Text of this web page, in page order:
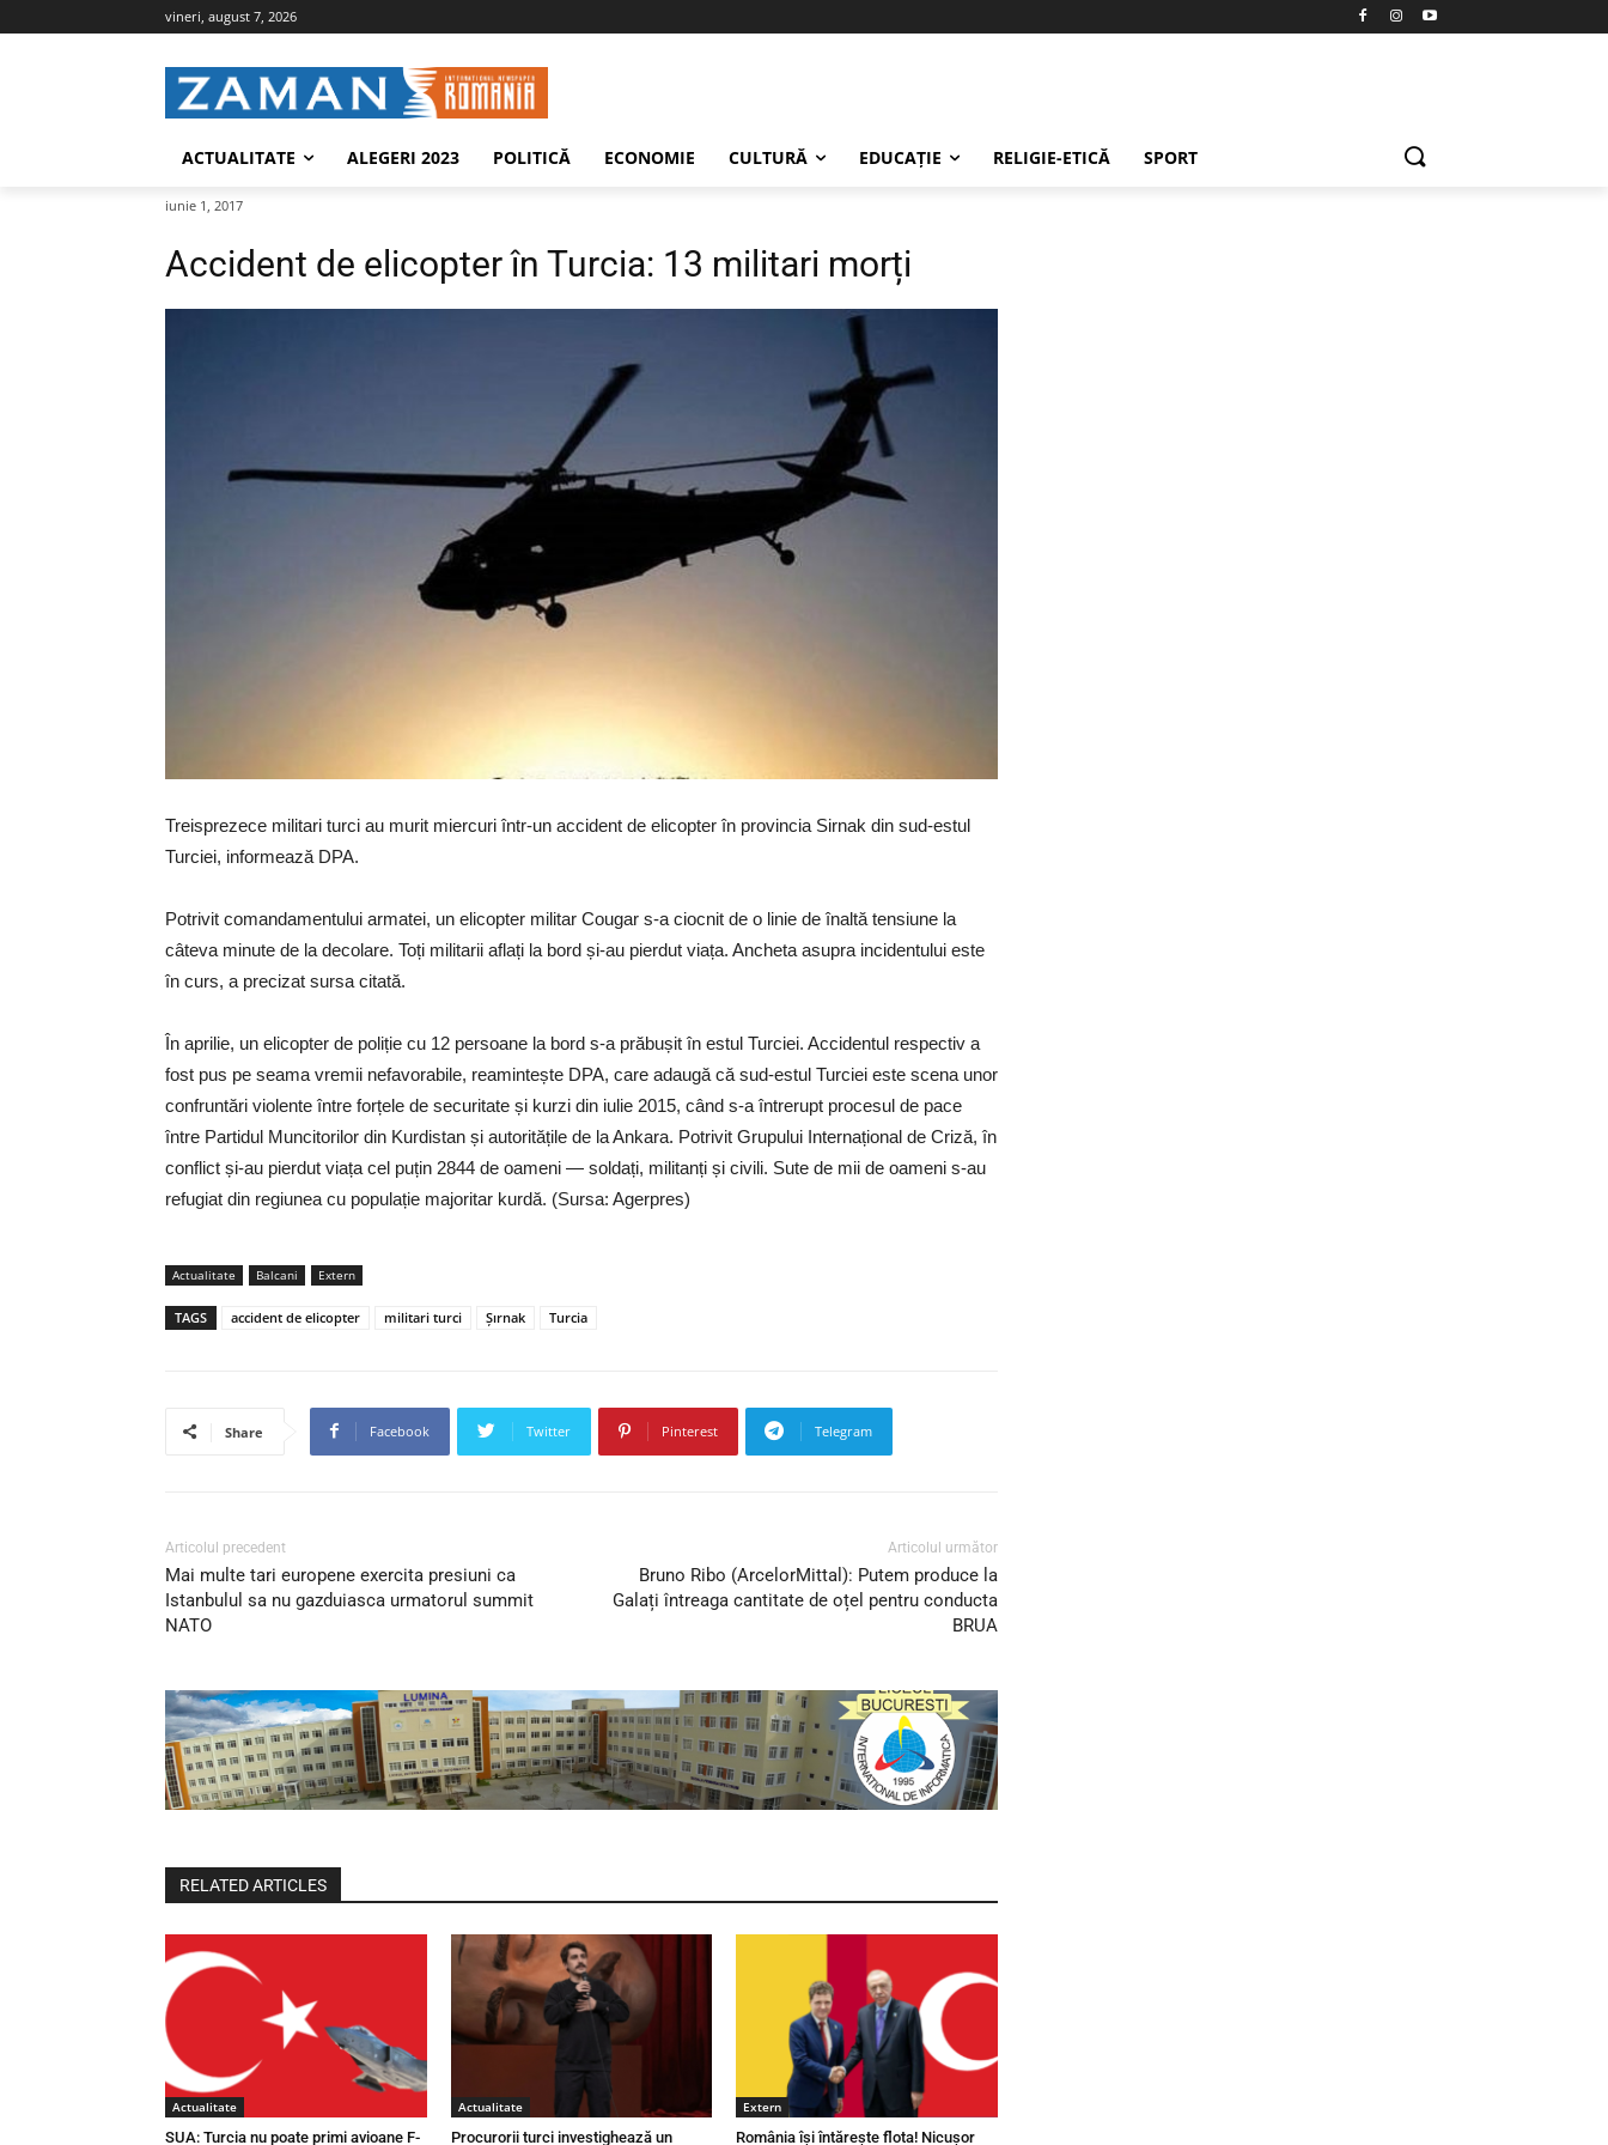
vineri, august 7, 2026
ACTUALITATE ALEGERI 2023 POLITICĂ ECONOMIE CULTURĂ EDUCAŢIE RELIGIE-ETICĂ SPORT
iunie 1, 2017
Accident de elicopter în Turcia: 13 militari morți
Treisprezece militari turci au murit miercuri într-un accident de elicopter în provincia Sirnak din sud-estul
Turciei, informează DPA.
Potrivit comandamentului armatei, un elicopter militar Cougar s-a ciocnit de o linie de înaltă tensiune la
câteva minute de la decolare. Toți militarii aflați la bord și-au pierdut viața. Ancheta asupra incidentului este
în curs, a precizat sursa citată.
În aprilie, un elicopter de poliție cu 12 persoane la bord s-a prăbușit în estul Turciei. Accidentul respectiv a
fost pus pe seama vremii nefavorabile, reamintește DPA, care adaugă că sud-estul Turciei este scena unor
confruntări violente între forțele de securitate și kurzi din iulie 2015, când s-a întrerupt procesul de pace
între Partidul Muncitorilor din Kurdistan și autoritățile de la Ankara. Potrivit Grupului Internațional de Criză, în
conflict și-au pierdut viața cel puțin 2844 de oameni — soldați, militanți și civili. Sute de mii de oameni s-au
refugiat din regiunea cu populație majoritar kurdă. (Sursa: Agerpres)
Actualitate Balcani Extern
TAGS accident de elicopter militari turci Şırnak Turcia
Share Facebook Twitter Pinterest Telegram
Articolul precedent
Mai multe tari europene exercita presiuni ca
Istanbulul sa nu gazduiasca urmatorul summit
NATO
Articolul următor
Bruno Ribo (ArcelorMittal): Putem produce la
Galați întreaga cantitate de oțel pentru conducta
BRUA
RELATED ARTICLES
Actualitate
SUA: Turcia nu poate primi avioane F-
Actualitate
Procurorii turci investighează un
Extern
România își întărește flota! Nicușor